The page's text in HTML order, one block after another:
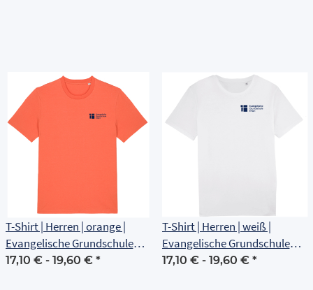
T-Shirt | Herren | orange |
Evangelische Grundschule
Erfurt
17,10 € - 19,60 € *
T-Shirt | Herren | weiß |
Evangelische Grundschule
Erfurt
17,10 € - 19,60 € *